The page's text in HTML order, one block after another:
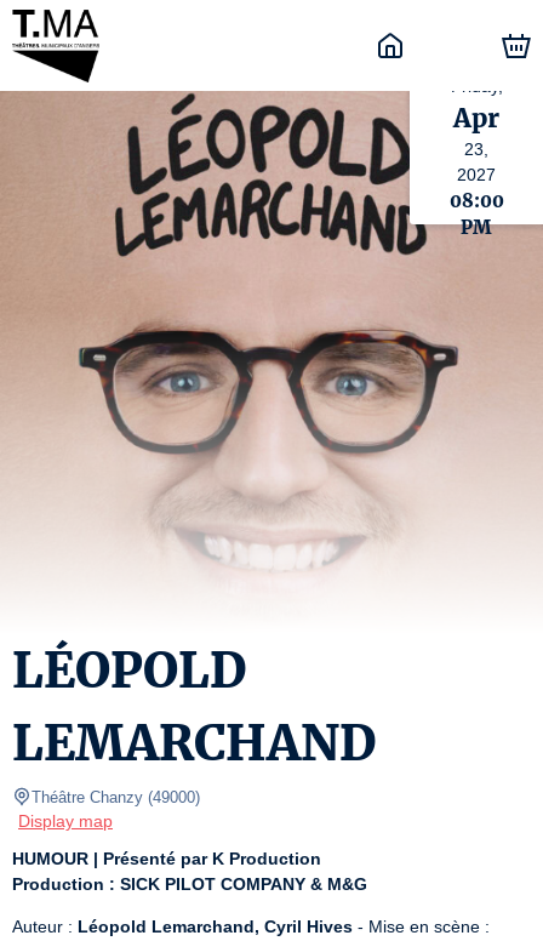
Apr
23,
2027
08:00
PM
LÉOPOLD
LEMARCHAND
Théâtre Chanzy (49000)
Display map
HUMOUR | Présenté par K Production
Production : SICK PILOT COMPANY & M&G
Auteur : Léopold Lemarchand, Cyril Hives